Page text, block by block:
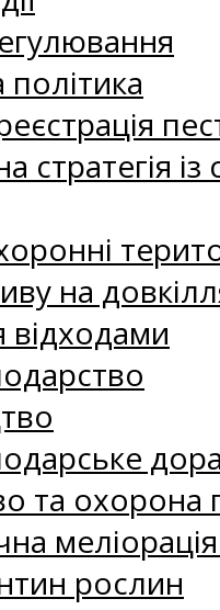
стратегія
на
відходами
та
рослин